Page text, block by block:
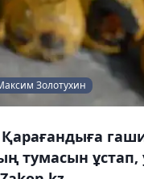
Золотухин
тумасын